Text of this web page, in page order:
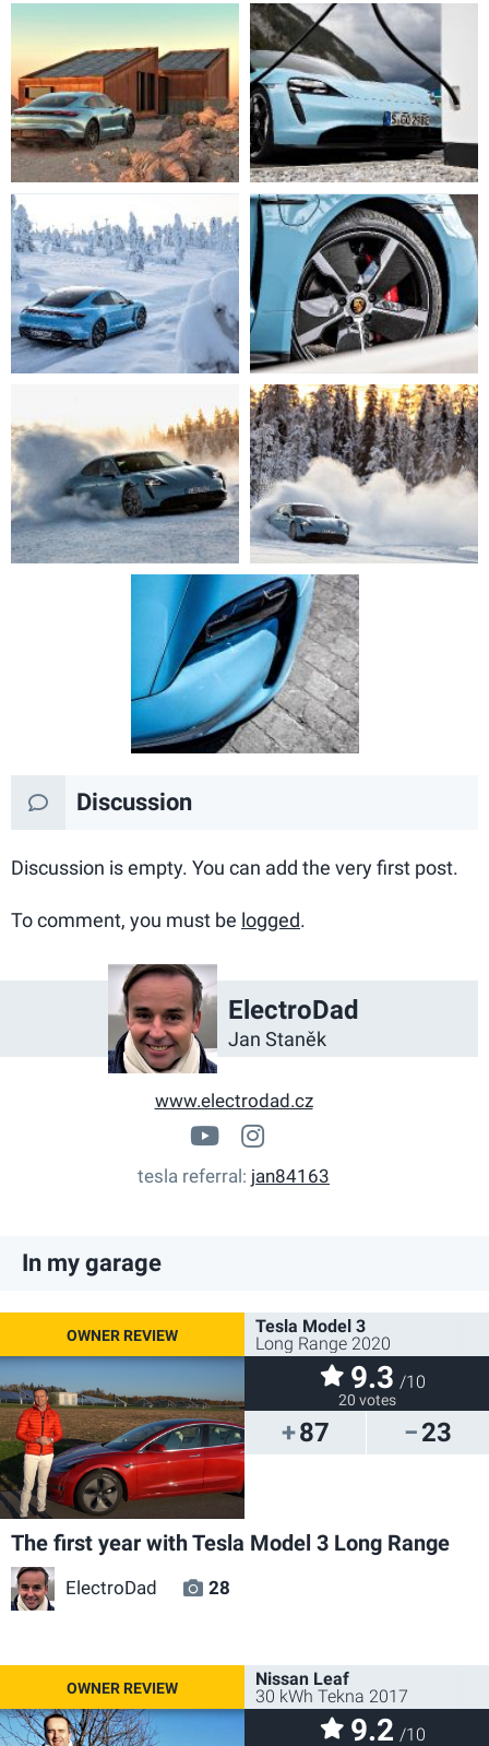
Discussion
Discussion is empty. You can add the very first post.
To comment, you must be logged.
ElectroDad
Jan Staněk
www.electrodad.cz
www.youtube.com/
electrodad_cz
tesla referral jan84163
In my garage
87 23
Tesla Model 3
Long Range 2020
9.3 /10
20 votes
The first year with Tesla Model 3 Long Range
ElectroDad 28
Nissan Leaf
30 kWh Tekna 2017
9.2 /10